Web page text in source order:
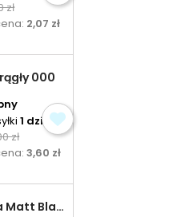
zł
2,07 zł
000
1 dzień
zł
3,60 zł
033 Farba Matt Black - olejna